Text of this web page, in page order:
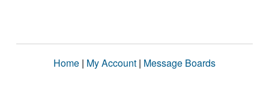
Home | My Account | Message Boards